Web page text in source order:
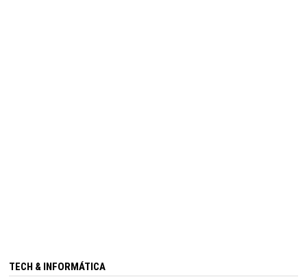
TECH & INFORMÁTICA